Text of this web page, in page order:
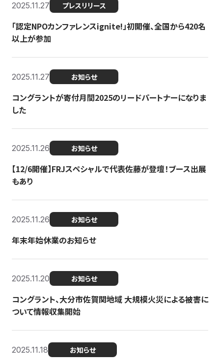
2025.11.27 プレスリリース
「認定NPOカンファレンスignite!」初開催、全国から420名
以上が参加
2025.11.27 お知らせ
コングラントが寄付月間2025のリードパートナーになりま
した
2025.11.26 お知らせ
【12/6開催】FRJスペシャルで代表佐藤が登壇！ブース出展
もあり
2025.11.26 お知らせ
年末年始休業のお知らせ
2025.11.20 お知らせ
コングラント、大分市佐賀関地域 大規模火災による被害に
ついて情報収集開始
2025.11.18 お知らせ